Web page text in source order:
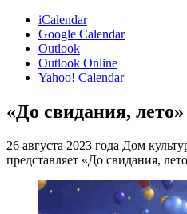
iCalendar
Google Calendar
Outlook
Outlook Online
Yahoo! Calendar
«До свидания, лето»
26 августа 2023 года Дом
представляет «До свидания,